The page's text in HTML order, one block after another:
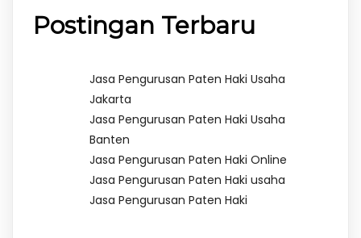
Postingan Terbaru
Jasa Pengurusan Paten Haki Usaha
Jakarta
Jasa Pengurusan Paten Haki Usaha
Banten
Jasa Pengurusan Paten Haki Online
Jasa Pengurusan Paten Haki usaha
Jasa Pengurusan Paten Haki